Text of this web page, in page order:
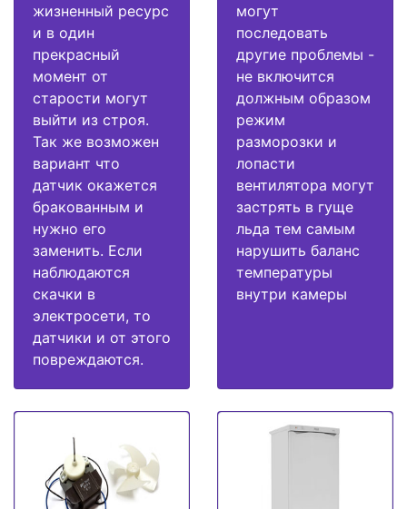
жизненный ресурс
и в один
прекрасный
момент от
старости могут
выйти из строя.
Так же возможен
вариант что
датчик окажется
бракованным и
нужно его
заменить. Если
наблюдаются
скачки в
электросети, то
датчики и от этого
повреждаются.
могут
последовать
другие проблемы -
не включится
должным образом
режим
разморозки и
лопасти
вентилятора могут
застрять в гуще
льда тем самым
нарушить баланс
температуры
внутри камеры